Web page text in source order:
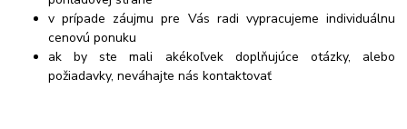
v prípade záujmu pre Vás radi vypracujeme individuálnu
cenovú ponuku
ak by ste mali akékoľvek doplňujúce otázky, alebo
požiadavky, neváhajte nás kontaktovať